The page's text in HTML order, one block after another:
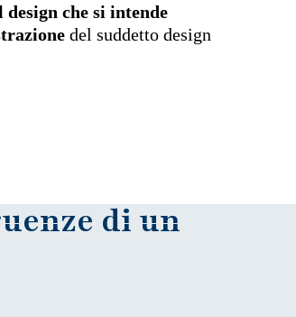
che si intende
del suddetto design
di un